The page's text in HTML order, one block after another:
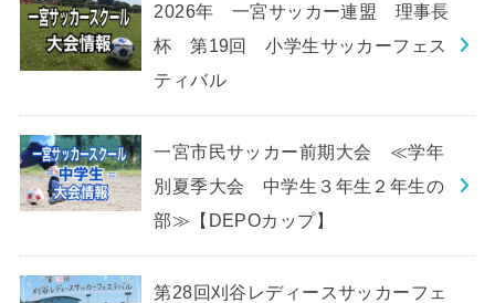
2026年 一宮サッカー連盟 理事長
杯 第19回 小学生サッカーフェス
ティバル
一宮市民サッカー前期大会 ≪学年
別夏季大会 中学生３年生２年生の
部≫【DEPOカップ】
第28回刈谷レディースサッカーフェ